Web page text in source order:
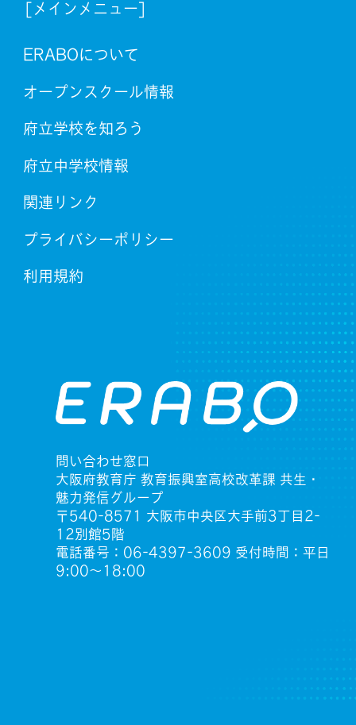
[メインメニュー]
ERABOについて
オープンスクール情報
府立学校を知ろう
府立中学校情報
関連リンク
プライバシーポリシー
利用規約
問い合わせ窓口
大阪府教育庁 教育振興室高校改革課 共生・
魅力発信グループ
〒540-8571 大阪市中央区大手前3丁目2-
12別館5階
電話番号：06-4397-3609 受付時間：平日
9:00〜18:00